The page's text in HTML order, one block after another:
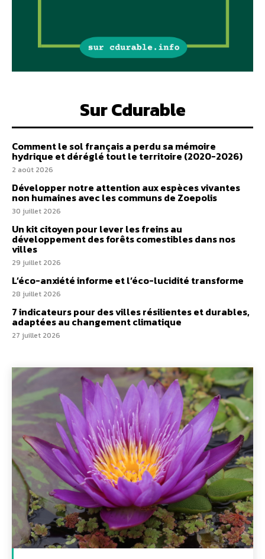
Sur Cdurable
Comment le sol français a perdu sa mémoire
hydrique et déréglé tout le territoire (2020-2026)
2 août 2026
Développer notre attention aux espèces vivantes
non humaines avec les communs de Zoepolis
30 juillet 2026
Un kit citoyen pour lever les freins au
développement des forêts comestibles dans nos
villes
29 juillet 2026
L’éco-anxiété informe et l’éco-lucidité transforme
28 juillet 2026
7 indicateurs pour des villes résilientes et durables,
adaptées au changement climatique
27 juillet 2026